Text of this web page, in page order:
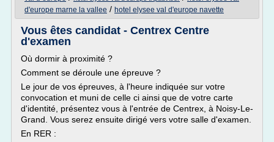
d'europe marne la vallee / hotel elysee val d'europe navette
Vous êtes candidat - Centrex Centre
d'examen
Où dormir à proximité ?
Comment se déroule une épreuve ?
Le jour de vos épreuves, à l'heure indiquée sur votre
convocation et muni de celle ci ainsi que de votre carte
d'identité, présentez vous à l'entrée de Centrex, à Noisy-Le-
Grand. Vous serez ensuite dirigé vers votre salle d'examen.
En RER :